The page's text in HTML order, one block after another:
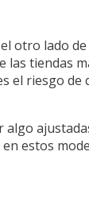
lado de
tiendas
riesgo de
estos